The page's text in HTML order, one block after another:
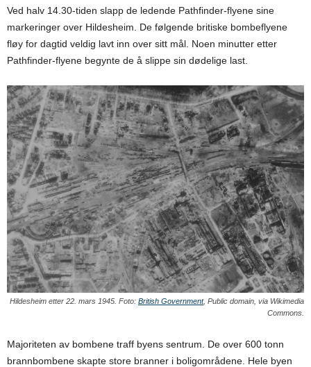
Ved halv 14.30-tiden slapp de ledende Pathfinder-flyene sine
markeringer over Hildesheim. De følgende britiske bombeflyene
fløy for dagtid veldig lavt inn over sitt mål. Noen minutter etter
Pathfinder-flyene begynte de å slippe sin dødelige last.
Hildesheim etter 22. mars 1945. Foto: British Government, Public domain, via Wikimedia
Commons.
Majoriteten av bombene traff byens sentrum. De over 600 tonn
brannbombene skapte store branner i boligområdene. Hele byen